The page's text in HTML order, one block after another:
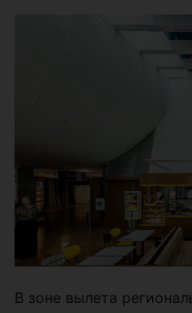
В зоне вылета